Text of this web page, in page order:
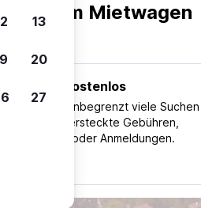
um Mietwagen
Kostenlos
Nutze unbegrenzt viele Suchen
ohne versteckte Gebühren,
Kosten oder Anmeldungen.
13
20
27